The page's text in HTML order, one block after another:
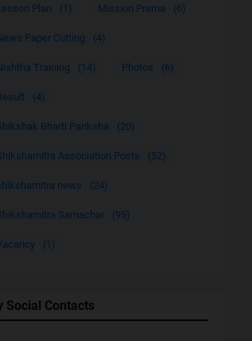
Plan (1) Mission Prerna (6)
Paper Cutting (4)
Training (14) Photos (6)
(4)
Bharti Pariksha (20)
Association Posts (52)
news (24)
Samachar (95)
(1)
Social Contacts